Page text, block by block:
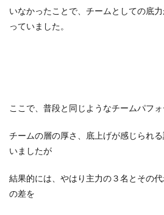
いなかったことで、チームとしての底
っていました。
ここで、普段と同じようなチームパフ
チームの層の厚さ、底上げが感じられ
いましたが
結果的には、やはり主力の３名とその
の差を